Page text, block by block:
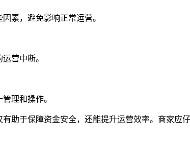
素，避免影响正常运营。
营中断。
理和操作。
助于保障资金安全，还能提升运营效率。商家应